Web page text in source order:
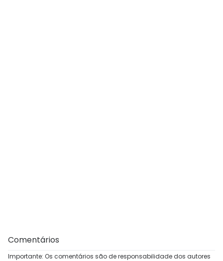
Comentários
Importante: Os comentários são de responsabilidade dos autores